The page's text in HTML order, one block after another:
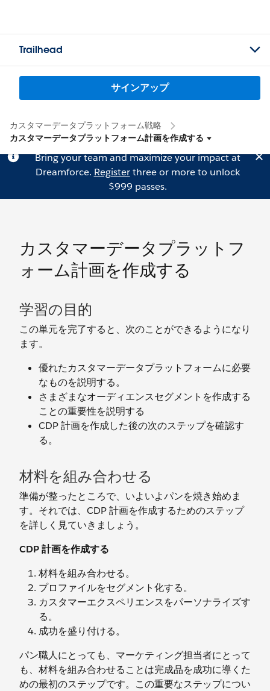
Trailhead
サインアップ
カスタマーデータプラットフォーム戦略
カスタマーデータプラットフォーム計画を作成する
Bring your team and maximize your impact at
Dreamforce. Registerthree or more to unlock
$999 passes.
カスタマーデータプラットフ
ォーム計画を作成する
学習の目的
この単元を完了すると、次のことができるようになり
ます。
優れたカスタマーデータプラットフォームに必要
なものを説明する。
さまざまなオーディエンスセグメントを作成する
ことの重要性を説明する
CDP 計画を作成した後の次のステップを確認す
る。
材料を組み合わせる
準備が整ったところで、いよいよパンを焼き始めま
す。それでは、CDP 計画を作成するためのステップ
を詳しく見ていきましょう。
CDP 計画を作成する
材料を組み合わせる。
プロファイルをセグメント化する。
カスタマーエクスペリエンスをパーソナライズす
る。
成功を盛り付ける。
パン職人にとっても、マーケティング担当者にとって
も、材料を組み合わせることは完成品を成功に導くた
めの最初のステップです。この重要なステップについ